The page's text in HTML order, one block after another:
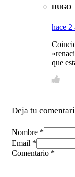
HUGO
hace 2
que
Deja tu
Nombre *
Email *
Comentario *